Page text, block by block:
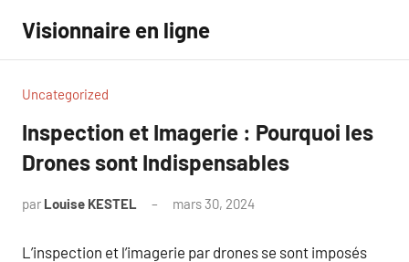
contenu
Visionnaire en ligne
Uncategorized
Inspection et Imagerie : Pourquoi les
Drones sont Indispensables
par Louise KESTEL mars 30, 2024
L’inspection et l’imagerie par drones se sont imposés